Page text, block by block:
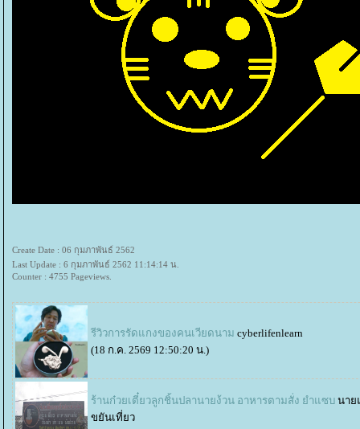
Create Date : 06 กุมภาพันธ์ 2562
Last Update : 6 กุมภาพันธ์ 2562 11:14:14 น.
Counter : 4755 Pageviews.
รีวิวการรัดแกงของคนเวียดนาม cyberlifenlearn
(18 ก.ค. 2569 12:50:20 น.)
ร้านก๋วยเตี๋ยวลูกชิ้นปลานายง้วน อาหารตามสั่ง ยำแซบ นาย
ขยันเที่ยว